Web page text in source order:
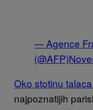
— Agence
(@AFP)
Oko stotinu
najpoznatijih